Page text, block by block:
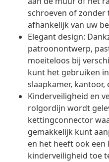
schroeven of zonder
afhankelijk van uw
Elegant design:
patroonontwerp,
moeiteloos bij
kunt het gebruiken
slaapkamer, kantoor,
Kinderveiligheid en
rolgordijn wordt
kettingconnector
gemakkelijk kunt
en het heeft ook
kinderveiligheid toe